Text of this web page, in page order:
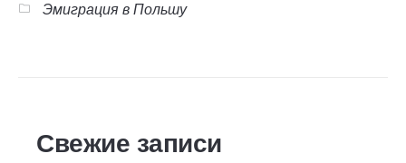
Эмиграция в Польшу
Свежие записи